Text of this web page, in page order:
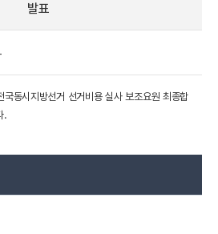
발표
동시지방선거 선거비용 실사 보조요원 최종합
.